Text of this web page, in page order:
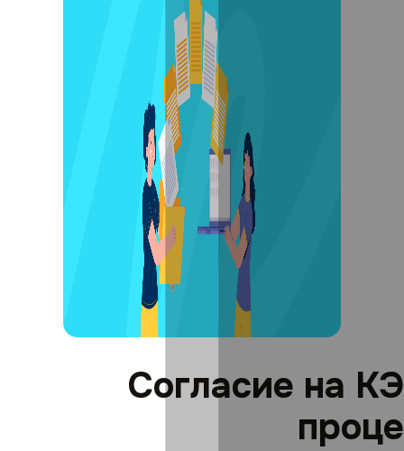
Согласие на